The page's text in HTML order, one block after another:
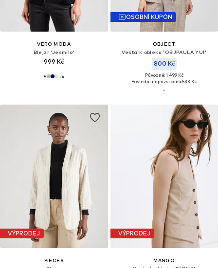
VERO MODA
Blejzr 'Jesmilo'
999 Kč
+4
OSOBNÍ KUPÓN
OBJECT
Vesta k obleku 'OBJPAULA YUI'
800 Kč
Původně: 1 499 Kč
Poslední nejnižší cena:533 Kč
VÝPRODEJ
PIECES
VÝPRODEJ
MANGO